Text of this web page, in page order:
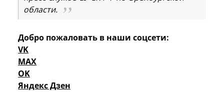
области.
Добро пожаловать в наши соцсети:
VK
MAX
OK
Яндекс Дзен